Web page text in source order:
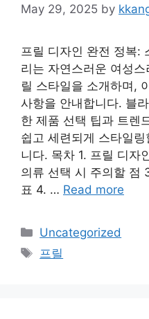
May 29, 2025 by
프릴 디자인 완전 정복:
리는 자연스러운 여성
릴 스타일을 소개하며,
사항을 안내합니다. 블
한 제품 선택 팁과 트렌
쉽고 세련되게 스타일
니다. 목차 1. 프릴 디자
의류 선택 시 주의할 점
표 4. … Read more
Categories
Uncategorized
Tags
프릴